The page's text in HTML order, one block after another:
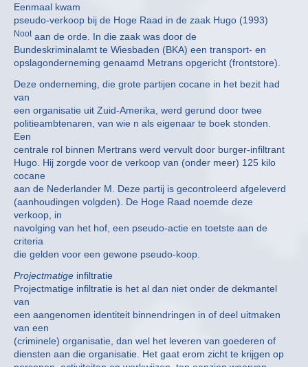
Eenmaal kwam
pseudo-verkoop bij de Hoge Raad in de zaak Hugo (1993)
Nootaan de orde. In die zaak was door de
Bundeskriminalamt te Wiesbaden (BKA) een transport- en
opslagonderneming genaamd Metrans opgericht (frontstore).
Deze onderneming, die grote partijen cocane in het bezit had
van
een organisatie uit Zuid-Amerika, werd gerund door twee
politieambtenaren, van wie n als eigenaar te boek stonden.
Een
centrale rol binnen Mertrans werd vervult door burger-infiltrant
Hugo. Hij zorgde voor de verkoop van (onder meer) 125 kilo
cocane
aan de Nederlander M. Deze partij is gecontroleerd afgeleverd
(aanhoudingen volgden). De Hoge Raad noemde deze
verkoop, in
navolging van het hof, een pseudo-actie en toetste aan de
criteria
die gelden voor een gewone pseudo-koop.
Projectmatige infiltratie
Projectmatige infiltratie is het al dan niet onder de dekmantel
van
een aangenomen identiteit binnendringen in of deel uitmaken
van een
(criminele) organisatie, dan wel het leveren van goederen of
diensten aan die organisatie. Het gaat erom zicht te krijgen op